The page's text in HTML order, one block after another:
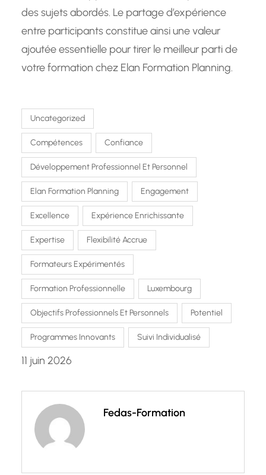
des sujets abordés. Le partage d’expérience
entre participants constitue ainsi une valeur
ajoutée essentielle pour tirer le meilleur parti de
votre formation chez Elan Formation Planning.
Uncategorized
Compétences Confiance
Développement Professionnel Et Personnel
Elan Formation Planning Engagement
Excellence Expérience Enrichissante
Expertise Flexibilité Accrue
Formateurs Expérimentés
Formation Professionnelle Luxembourg
Objectifs Professionnels Et Personnels Potentiel
Programmes Innovants Suivi Individualisé
11 juin 2026
Fedas-Formation